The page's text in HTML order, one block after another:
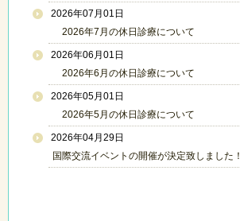
2026年07月01日
2026年7月の休日診療について
2026年06月01日
2026年6月の休日診療について
2026年05月01日
2026年5月の休日診療について
2026年04月29日
国際交流イベントの開催が決定致しました！